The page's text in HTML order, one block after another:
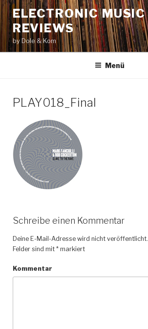
Zum
Inhalt
springen
ELECTRONIC MUSIC
REVIEWS
by Dole & Kom
Menü
PLAY018_Final
Schreibe einen Kommentar
Deine E-Mail-Adresse wird nicht veröffentlicht.
Felder sind mit *markiert
Kommentar